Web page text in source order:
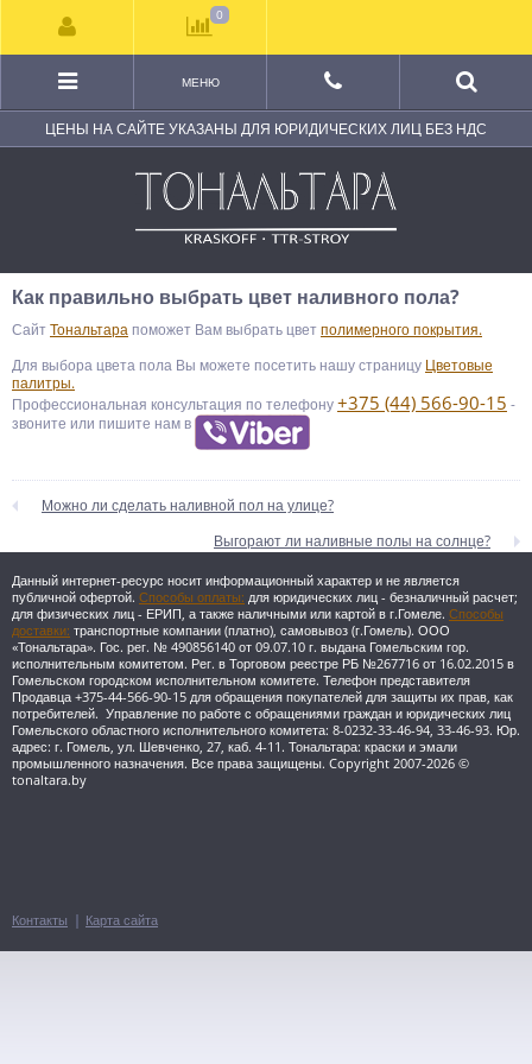
ЦЕНЫ НА САЙТЕ УКАЗАНЫ ДЛЯ ЮРИДИЧЕСКИХ ЛИЦ БЕЗ НДС
МЕНЮ
Как правильно выбрать цвет наливного пола?
СайтТональтара поможет Вам выбрать цветполимерного покрытия.
Для выбора цвета пола Вы можете посетить нашу страницу Цветовые
палитры.
Профессиональная консультация по телефону+375 (44) 566-90-15 -
звоните или пишите нам в
Можно ли сделать наливной пол на улице?
Выгорают ли наливные полы на солнце?
Данный интернет-ресурс носит информационный характер и не является
публичной офертой. Способы оплаты: для юридических лиц - безналичный расчет;
для физических лиц - ЕРИП, а также наличными или картой в г.Гомеле. Способы
доставки: транспортные компании (платно), самовывоз (г.Гомель). ООО
«Тональтара». Гос. рег. № 490856140 от 09.07.10 г. выдана Гомельским гор.
исполнительным комитетом. Рег. в Торговом реестре РБ №267716 от 16.02.2015 в
Гомельском городском исполнительном комитете. Телефон представителя
Продавца +375-44-566-90-15 для обращения покупателей для защиты их прав, как
потребителей. Управление по работе с обращениями граждан и юридических лиц
Гомельского областного исполнительного комитета: 8-0232-33-46-94, 33-46-93. Юр.
адрес: г. Гомель, ул. Шевченко, 27, каб. 4-11. Тональтара: краски и эмали
промышленного назначения. Все права защищены. Copyright 2007-2026 ©
tonaltara.by
Контакты Карта сайта
0